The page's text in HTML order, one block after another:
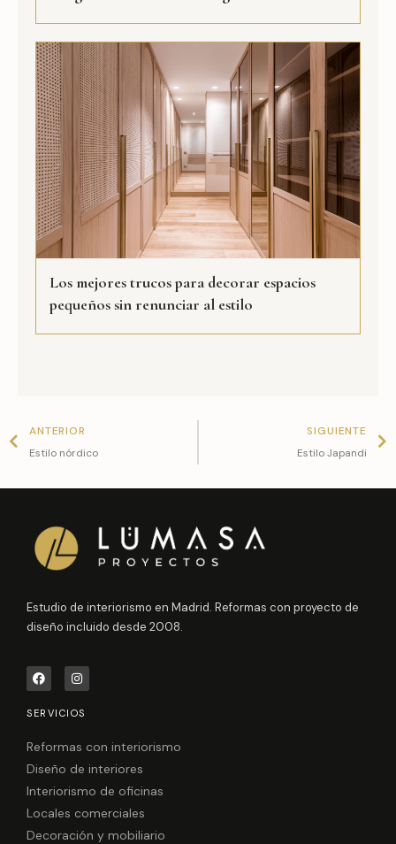
Los mejores trucos para decorar espacios
pequeños sin renunciar al estilo
ANTERIOR
Estilo nórdico
SIGUIENTE
Estilo Japandi
Estudio de interiorismo en Madrid. Reformas con proyecto de
diseño incluido desde 2008.
F
a
c
e
b
o
I
n
s
t
a
r
m
SERVICIOS
Reformas con interiorismo
Diseño de interiores
Interiorismo de oficinas
Locales comerciales
Decoración y mobiliario